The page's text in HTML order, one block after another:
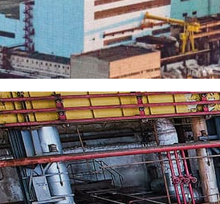
требованиям